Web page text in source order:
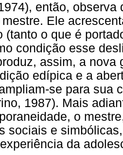
então,
Ele
(tanto o que é
condição esse
assim, a nova
edípica e a
se para sua
1987). Mais
o
sociais e
da